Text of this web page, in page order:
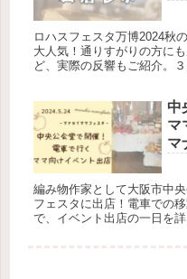
ロハスフェスタ万博2024秋
大人気！通りすがりの方に
ど、実際の反響もご紹介。
中
マ
マ
編み物作家として大阪市中
フェスタに出店！電車での
で、イベント出店の一日を詳